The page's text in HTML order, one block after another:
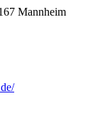
Mannheim